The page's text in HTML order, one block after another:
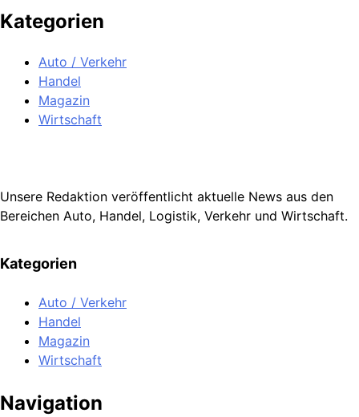
Kategorien
Auto / Verkehr
Handel
Magazin
Wirtschaft
Unsere Redaktion veröffentlicht aktuelle News aus den
Bereichen Auto, Handel, Logistik, Verkehr und Wirtschaft.
Kategorien
Auto / Verkehr
Handel
Magazin
Wirtschaft
Navigation